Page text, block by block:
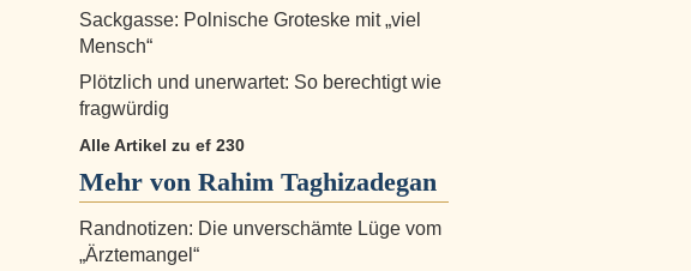
Sackgasse: Polnische Groteske mit „viel
Mensch“
Plötzlich und unerwartet: So berechtigt wie
fragwürdig
Alle Artikel zu ef 230
Mehr von Rahim Taghizadegan
Randnotizen: Die unverschämte Lüge vom
„Ärztemangel“